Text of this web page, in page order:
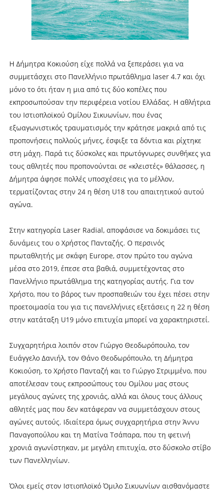
Η Δήμητρα Κοκιούση είχε πολλά να ξεπεράσει για να
συμμετάσχει στο Πανελλήνιο πρωτάθλημα laser 4.7 και όχι
μόνο το ότι ήταν η μια από τις δύο κοπέλες που
εκπροσωπούσαν την περιφέρεια νοτίου Ελλάδας. Η αθλήτρια
του Ιστιοπλοϊκού Ομίλου Σικυωνίων, που ένας
εξωαγωνιστικός τραυματισμός την κράτησε μακριά από τις
προπονήσεις πολλούς μήνες, έσφιξε τα δόντια και ρίχτηκε
στη μάχη. Παρά τις δύσκολες και πρωτόγνωρες συνθήκες για
τους αθλητές που προπονούνται σε «κλειστές» θάλασσες, η
Δήμητρα άφησε πολλές υποσχέσεις για το μέλλον,
τερματίζοντας στην 24 η θέση U18 του απαιτητικού αυτού
αγώνα.
Στην κατηγορία Laser Radial, αποφάσισε να δοκιμάσει τις
δυνάμεις του ο Χρήστος Πανταζής. Ο περσινός
πρωταθλητής με σκάφη Europe, στον πρώτο του αγώνα
μέσα στο 2019, έπεσε στα βαθιά, συμμετέχοντας στο
Πανελλήνιο πρωτάθλημα της κατηγορίας αυτής. Για τον
Χρήστο, που το βάρος των προσπαθειών του έχει πέσει στην
προετοιμασία του για τις πανελλήνιες εξετάσεις η 22 η θέση
στην κατάταξη U19 μόνο επιτυχία μπορεί να χαρακτηριστεί.
Συγχαρητήρια λοιπόν στον Γιώργο Θεοδωρόπουλο, τον
Ευάγγελο Δανιήλ, τον Θάνο Θεοδωρόπουλο, τη Δήμητρα
Κοκιούση, το Χρήστο Πανταζή και το Γιώργο Στριμμένο, που
αποτέλεσαν τους εκπροσώπους του Ομίλου μας στους
μεγάλους αγώνες της χρονιάς, αλλά και όλους τους άλλους
αθλητές μας που δεν κατάφεραν να συμμετάσχουν στους
αγώνες αυτούς. Ιδιαίτερα όμως συγχαρητήρια στην Άννυ
Παναγοπούλου και τη Ματίνα Τσάπαρα, που τη φετινή
χρονιά αγωνίστηκαν, με μεγάλη επιτυχία, στο δύσκολο στίβο
των Πανελληνίων.
Όλοι εμείς στον Ιστιοπλοϊκό Όμιλο Σικυωνίων αισθανόμαστε